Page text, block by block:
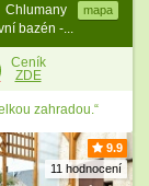
Chlumany mapa
bazén -...
Ceník
ZDE
zahradou.“
9.9
11 hodnocení